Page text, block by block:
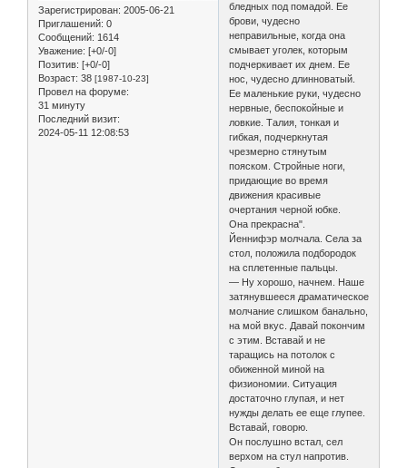
Зарегистрирован: 2005-06-21
Приглашений: 0
Сообщений: 1614
Уважение: [+0/-0]
Позитив: [+0/-0]
Возраст: 38 [1987-10-23]
Провел на форуме:
31 минуту
Последний визит:
2024-05-11 12:08:53
бледных под помадой. Ее
брови, чудесно
неправильные, когда она
смывает уголек, которым
подчеркивает их днем. Ее
нос, чудесно длинноватый.
Ее маленькие руки, чудесно
нервные, беспокойные и
ловкие. Талия, тонкая и
гибкая, подчеркнутая
чрезмерно стянутым
пояском. Стройные ноги,
придающие во время
движения красивые
очертания черной юбке.
Она прекрасна".
Йеннифэр молчала. Села за
стол, положила подбородок
на сплетенные пальцы.
— Ну хорошо, начнем. Наше
затянувшееся драматическое
молчание слишком банально,
на мой вкус. Давай покончим
с этим. Вставай и не
таращись на потолок с
обиженной миной на
физиономии. Ситуация
достаточно глупая, и нет
нужды делать ее еще глупее.
Вставай, говорю.
Он послушно встал, сел
верхом на стул напротив.